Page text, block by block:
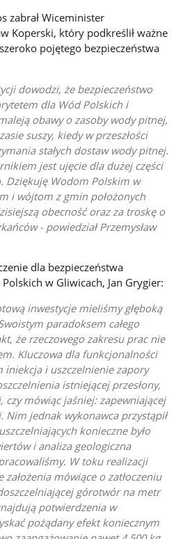
zabrał Wiceminister
Koperski, który podkreślił ważne
pojętego bezpieczeństwa
dowodzi, że bezpieczeństwo
dla Wód Polskich i
obawy o zasoby wody pitnej,
suszy, kiedy w przeszłości
stałych dostaw wody pitnej.
jest ujęcie dla dużej części
Dziękuję Wodom Polskim w
i wójtom z gmin położonych
obecność oraz za troskę o
- powiedział Przemysław
dla bezpieczeństwa
w Gliwicach, Jan Grygier:
inwestycje mieliśmy głęboką
paradoksem całego
że rzeczowego zakresu prac nie
Kluczowa dla funkcjonalności
iniekcja i uszczelnienie zapory
istniejącej przesłony,
czy mówiąc jaśniej: zapewniającej
Nim jednak wykonawca przystąpił
konieczne było
i analiza geologiczna
W toku realizacji
założenia mówiące o zatłoczeniu
górotwór na metr
potwierdzenia w
pożądany efekt koniecznym